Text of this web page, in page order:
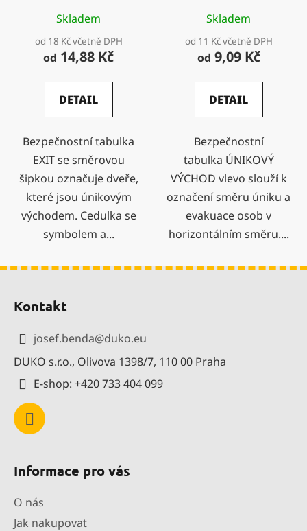
Skladem
od 18 Kč včetně DPH
od 14,88 Kč
DETAIL
Bezpečnostní tabulka
EXIT se směrovou
šipkou označuje dveře,
které jsou únikovým
východem. Cedulka se
symbolem a...
Skladem
od 11 Kč včetně DPH
od 9,09 Kč
DETAIL
Bezpečnostní
tabulka ÚNIKOVÝ
VÝCHOD vlevo slouží k
označení směru úniku a
evakuace osob v
horizontálním směru....
Kontakt
josef.benda@duko.eu
DUKO s.r.o., Olivova 1398/7, 110 00 Praha
E-shop: +420 733 404 099
Informace pro vás
O nás
Jak nakupovat